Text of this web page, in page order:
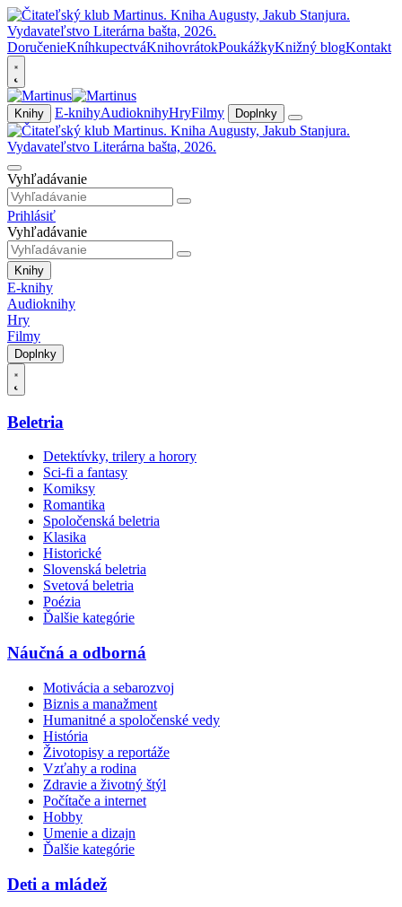
DoručenieKníhkupectváKnihovrátokPoukážkyKnižný blogKontakt
Knihy E-knihyAudioknihyHryFilmy Doplnky
Vyhľadávanie
Prihlásiť
Vyhľadávanie
Knihy
E-knihy
Audioknihy
Hry
Filmy
Doplnky
Beletria
Detektívky, trilery a horory
Sci-fi a fantasy
Komiksy
Romantika
Spoločenská beletria
Klasika
Historické
Slovenská beletria
Svetová beletria
Poézia
Ďalšie kategórie
Náučná a odborná
Motivácia a sebarozvoj
Biznis a manažment
Humanitné a spoločenské vedy
História
Životopisy a reportáže
Vzťahy a rodina
Zdravie a životný štýl
Počítače a internet
Hobby
Umenie a dizajn
Ďalšie kategórie
Deti a mládež